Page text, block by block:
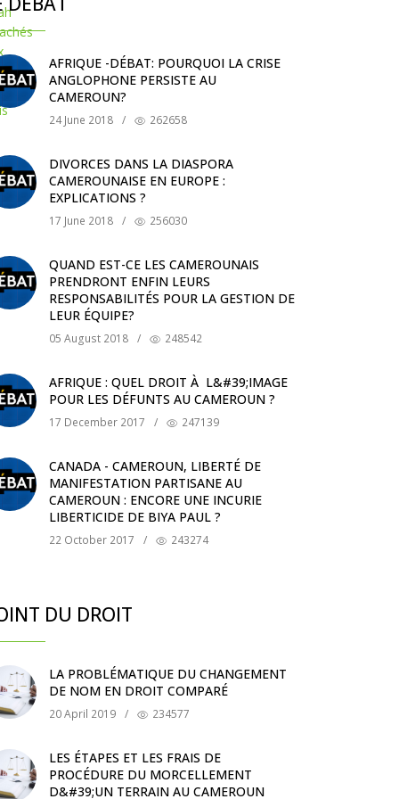
AFRIQUE -DÉBAT: POURQUOI LA CRISE
ANGLOPHONE PERSISTE AU
CAMEROUN?
24 June 2018 / 262658
DIVORCES DANS LA DIASPORA
CAMEROUNAISE EN EUROPE :
EXPLICATIONS ?
17 June 2018 / 256030
QUAND EST-CE LES CAMEROUNAIS
PRENDRONT ENFIN LEURS
RESPONSABILITÉS POUR LA GESTION DE
LEUR ÉQUIPE?
05 August 2018 / 248542
AFRIQUE : QUEL DROIT À L&#39;IMAGE
POUR LES DÉFUNTS AU CAMEROUN ?
17 December 2017 / 247139
CANADA - CAMEROUN, LIBERTÉ DE
MANIFESTATION PARTISANE AU
CAMEROUN : ENCORE UNE INCURIE
LIBERTICIDE DE BIYA PAUL ?
22 October 2017 / 243274
DU DROIT
LA PROBLÉMATIQUE DU CHANGEMENT
DE NOM EN DROIT COMPARÉ
20 April 2019 / 234577
LES ÉTAPES ET LES FRAIS DE
PROCÉDURE DU MORCELLEMENT
D&#39;UN TERRAIN AU CAMEROUN